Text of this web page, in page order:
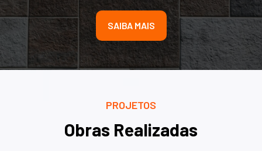
SAIBA MAIS
PROJETOS
Obras Realizadas